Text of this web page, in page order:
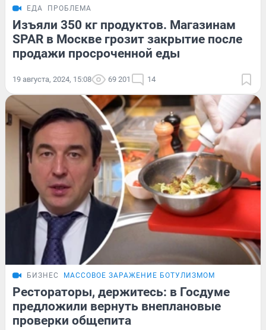
ЕДА ПРОБЛЕМА
Изъяли 350 кг продуктов. Магазинам
SPAR в Москве грозит закрытие после
продажи просроченной еды
19 августа, 2024, 15:08 69 201 14
БИЗНЕС МАССОВОЕ ЗАРАЖЕНИЕ БОТУЛИЗМОМ
Рестораторы, держитесь: в Госдуме
предложили вернуть внеплановые
проверки общепита